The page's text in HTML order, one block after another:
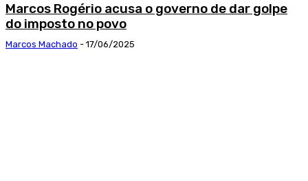
Marcos Rogério acusa o governo de dar golpe
do imposto no povo
Marcos Machado - 17/06/2025